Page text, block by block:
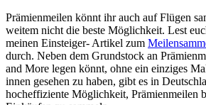
Prämienmeilen könnt ihr auch auf Flügen
weitem nicht die beste Möglichkeit. Lest
meinen Einsteiger- Artikel zum
durch. Neben dem Grundstock an
and More legen könnt, ohne ein einziges
innen gesehen zu haben, gibt es in
hocheffiziente Möglichkeit, Prämienmeilen